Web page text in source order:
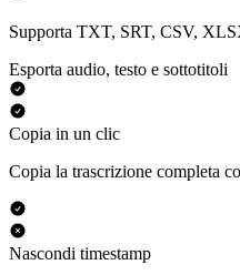
Supporta TXT, SRT, CSV,
Esporta audio, testo e sottotitoli
Copia in un clic
Copia la trascrizione completa
Nascondi timestamp